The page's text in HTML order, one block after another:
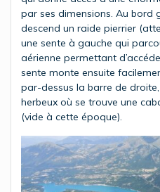
par ses dimensions. Au bord
descend un raide pierrier
une sente à gauche qui
aérienne permettant
sente monte ensuite
par-dessus la barre de
herbeux où se trouve une
(vide à cette époque).